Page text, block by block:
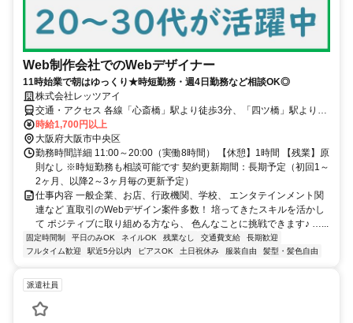
Web制作会社でのWebデザイナー
11時始業で朝はゆっくり★時短勤務・週4日勤務など相談OK◎
株式会社レッツアイ
交通・アクセス 各線「心斎橋」駅より徒歩3分、「四ツ橋」駅より徒
歩5分
時給1,700円以上
大阪府大阪市中央区
勤務時間詳細 11:00～20:00（実働8時間） 【休憩】1時間 【残業】原
則なし ※時短勤務も相談可能です 契約更新期間：長期予定（初回1～
2ヶ月、以降2～3ヶ月毎の更新予定）
仕事内容 一般企業、お店、行政機関、学校、 エンタテインメント関
連など 直取引のWebデザイン案件多数！ 培ってきたスキルを活かし
て ポジティブに取り組める方なら、 色んなことに挑戦できます♪ …...
固定時間制 平日のみOK ネイルOK 残業なし 交通費支給
長期歓迎
フルタイム歓迎
駅近5分以内 ピアスOK 土日祝休み 服装自由 髪型・髪色自由
派遣社員